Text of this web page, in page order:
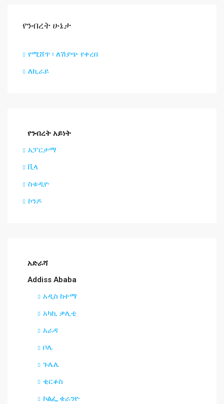
የንብረት ሁኔታ
የሚሸጥ ፡ ለሽያጭ የቀረበ
ለኪራይ
የንብረት አይነት
አፓርታማ
ቪላ
ስቱዲዮ
ኮንዶ
አድራሻ
Addiss Ababa
አዲስ ከተማ
አካኪ ቃሊቲ
አራዳ
ቦሌ
ጉሌሌ
ቂርቆስ
ኮልፌ ቄራንዮ